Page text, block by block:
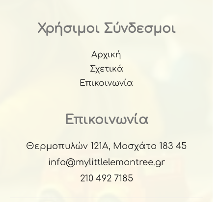
Χρήσιμοι Σύνδεσμοι
Αρχική
Σχετικά
Επικοινωνία
Επικοινωνία
Θερμοπυλών 121Α, Μοσχάτο 183 45
info@mylittlelemontree.gr
210 492 7185